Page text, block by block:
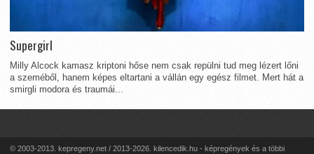
Supergirl
Milly Alcock kamasz kriptoni hőse nem csak repülni tud meg lézert lőni
a szeméből, hanem képes eltartani a vállán egy egész filmet. Mert hát a
smirgli modora és traumái...
© 2003-2013. kepregeny.net / 2013-2026. kilencedik.hu - képregények és a többi